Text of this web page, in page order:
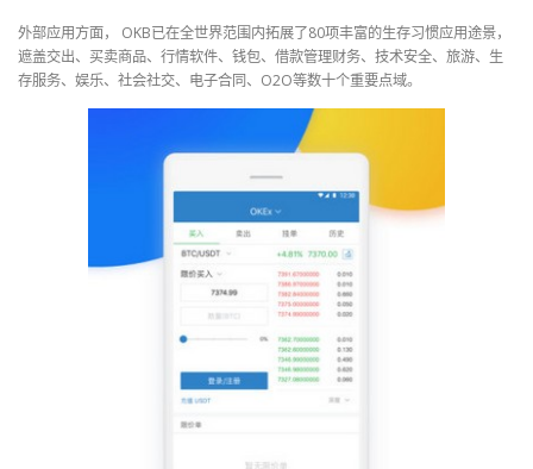
外部应用方面， OKB已在全世界范围内拓展了80项丰富的生存习惯应用途景，
遮盖交出、买卖商品、行情软件、钱包、借款管理财务、技术安全、旅游、生
存服务、娱乐、社会社交、电子合同、O2O等数十个重要点域。